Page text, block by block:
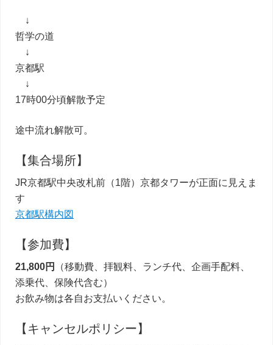
↓
哲学の道
↓
京都駅
↓
17時00分頃解散予定
途中流れ解散可。
【集合場所】
JR京都駅中央改札前（1階）京都タワーが正面に見えま
す
京都駅構内図
【参加費】
21,800円
（移動費、拝観料、ランチ代、企画手配料、
添乗代、保険代含む）
お飲み物は各自お支払いください。
【キャンセルポリシー】